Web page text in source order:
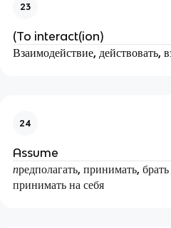
23
(To interact(ion)
Взаимодействие, действовать,
24
Assume
предполагать, принимать,
принимать на себя